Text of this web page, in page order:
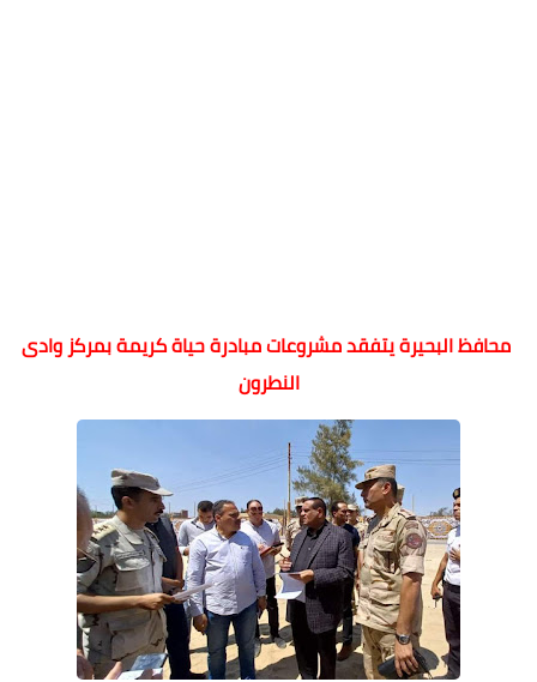
محافظ البحيرة يتفقد مشروعات مبادرة حياة كريمة بمركز وادى
النطرون